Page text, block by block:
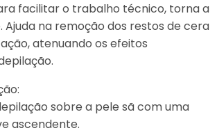
facilitar o trabalho técnico, torna a
Ajuda na remoção dos restos de cera
atenuando os efeitos
sobre a pele sã com uma
ascendente.